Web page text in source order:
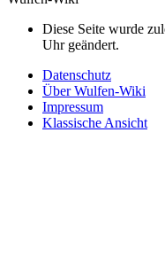
Diese Seite wurde
Uhr geändert.
Datenschutz
Über Wulfen-Wiki
Impressum
Klassische Ansicht